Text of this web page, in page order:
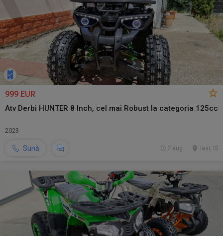
999 EUR
Atv Derbi HUNTER 8 Inch, cel mai Robust la categoria 125cc
2023
Sună Iasi, IS
2 aug.